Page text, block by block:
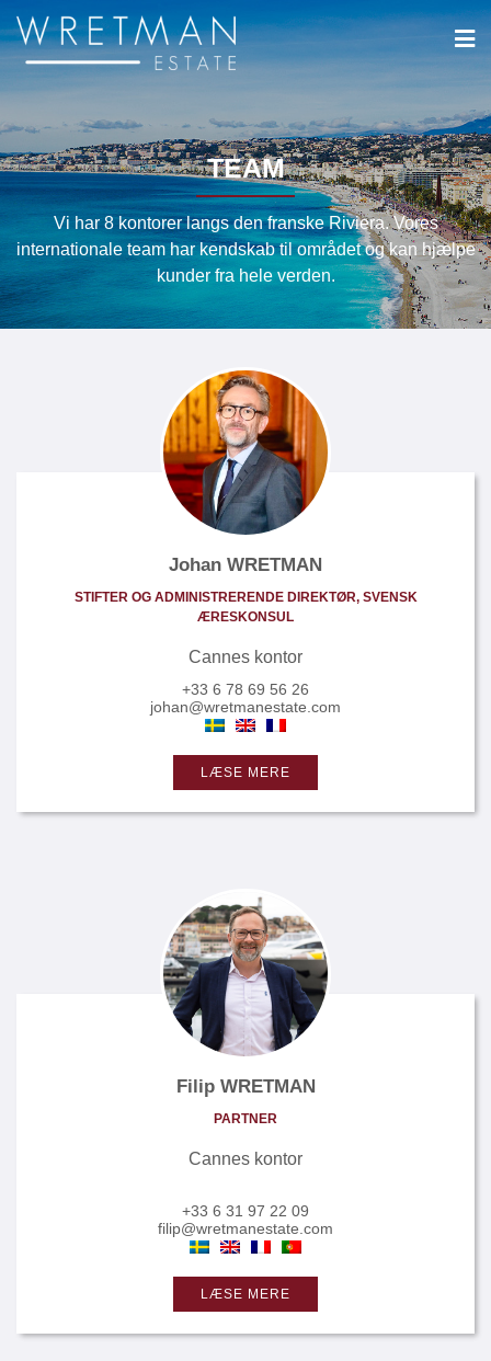
TEAM
Vi har 8 kontorer langs den franske Riviera. Vores
internationale team har kendskab til området og kan hjælpe
kunder fra hele verden.
Johan WRETMAN
STIFTER OG ADMINISTRERENDE DIREKTØR, SVENSK
ÆRESKONSUL
Cannes kontor
+33 6 78 69 56 26
johan@wretmanestate.com
LÆSE MERE
Filip WRETMAN
PARTNER
Cannes kontor
+33 6 31 97 22 09
filip@wretmanestate.com
LÆSE MERE
CCookie-styringspanel